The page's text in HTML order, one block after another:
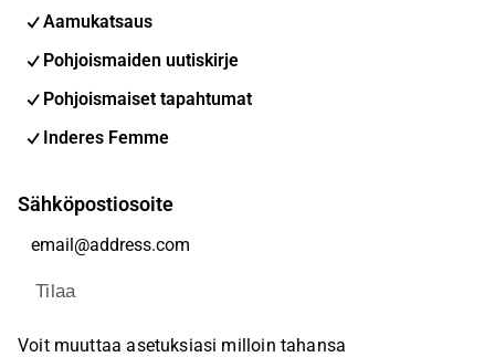
Aamukatsaus
Pohjoismaiden uutiskirje
Pohjoismaiset tapahtumat
Inderes Femme
Sähköpostiosoite
Tilaa
Voit muuttaa asetuksiasi milloin tahansa